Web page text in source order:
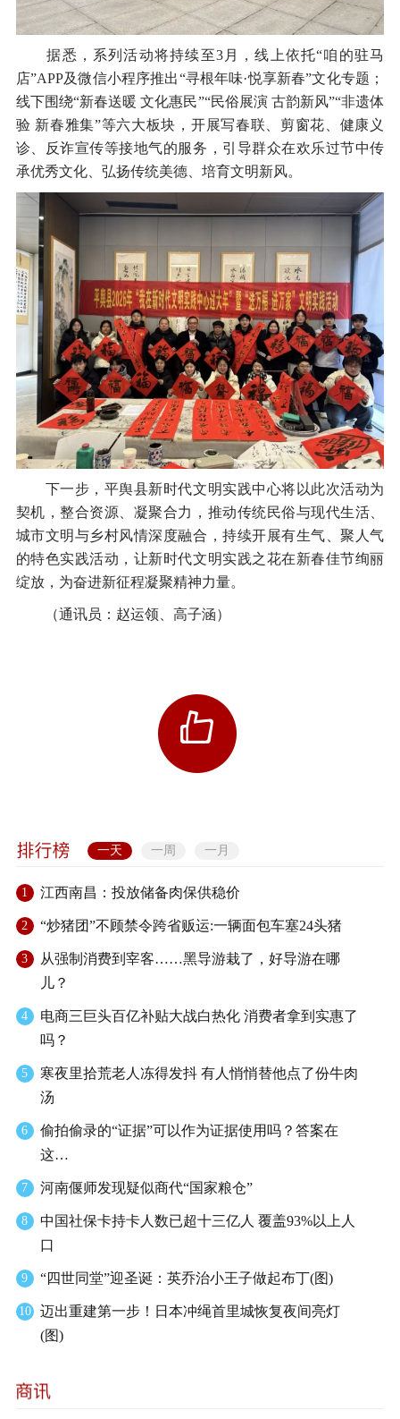
据悉，系列活动将持续至3月，线上依托“咱的驻马
店”APP及微信小程序推出“寻根年味·悦享新春”文化专题；
线下围绕“新春送暖 文化惠民”“民俗展演 古韵新风”“非遗体
验 新春雅集”等六大板块，开展写春联、剪窗花、健康义
诊、反诈宣传等接地气的服务，引导群众在欢乐过节中传
承优秀文化、弘扬传统美德、培育文明新风。
下一步，平舆县新时代文明实践中心将以此次活动为
契机，整合资源、凝聚合力，推动传统民俗与现代生活、
城市文明与乡村风情深度融合，持续开展有生气、聚人气
的特色实践活动，让新时代文明实践之花在新春佳节绚丽
绽放，为奋进新征程凝聚精神力量。
（通讯员：赵运领、高子涵）
一天 一周 一月
1 江西南昌：投放储备肉保供稳价
2 “炒猪团”不顾禁令跨省贩运:一辆面包车塞24头猪
3
从强制消费到宰客……黑导游栽了，好导游在哪
儿？
4
电商三巨头百亿补贴大战白热化 消费者拿到实惠了
吗？
5
寒夜里拾荒老人冻得发抖 有人悄悄替他点了份牛肉
汤
6
偷拍偷录的“证据”可以作为证据使用吗？答案在
这…
7 河南偃师发现疑似商代“国家粮仓”
8
中国社保卡持卡人数已超十三亿人 覆盖93%以上人
口
9 “四世同堂”迎圣诞：英乔治小王子做起布丁(图)
10
迈出重建第一步！日本冲绳首里城恢复夜间亮灯
(图)